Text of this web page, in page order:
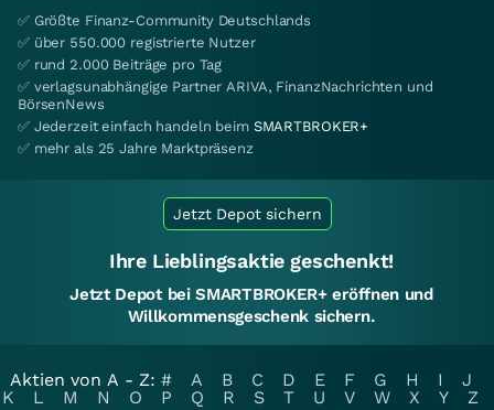
✅ Größte Finanz-Community Deutschlands
✅ über 550.000 registrierte Nutzer
✅ rund 2.000 Beiträge pro Tag
✅ verlagsunabhängige Partner ARIVA, FinanzNachrichten und
BörsenNews
✅ Jederzeit einfach handeln beim SMARTBROKER+
✅ mehr als 25 Jahre Marktpräsenz
Jetzt Depot sichern
Ihre Lieblingsaktie geschenkt!
Jetzt Depot bei SMARTBROKER+ eröffnen und
Willkommensgeschenk sichern.
Aktien von A - Z: # A B C D E F G H I
J
K
L M N O P Q R S T U V W X Y
Z